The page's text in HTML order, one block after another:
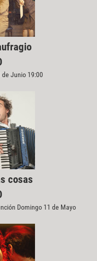
de Junio 19:00
cosas
Domingo 11 de Mayo